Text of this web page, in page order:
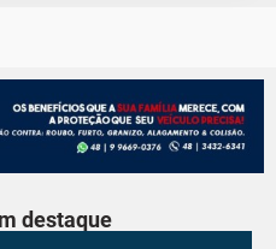
destaque